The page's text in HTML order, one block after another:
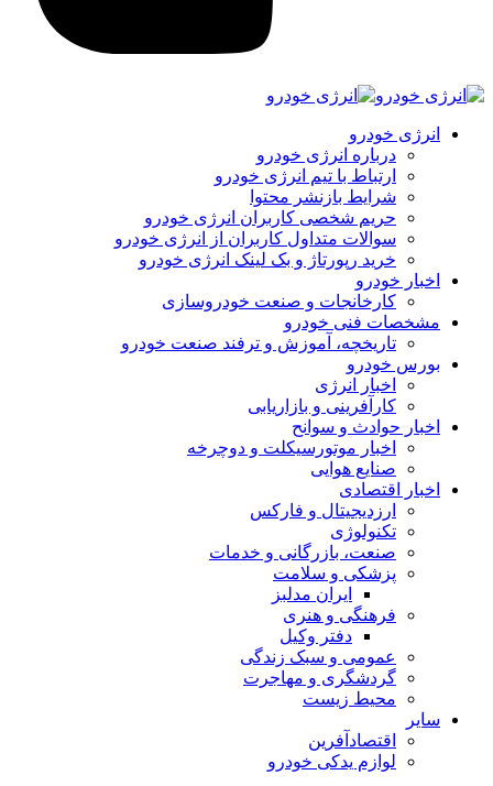
انرژی خودرو
درباره انرژی خودرو
ارتباط با تیم انرژی خودرو
شرایط بازنشر محتوا
حریم شخصی کاربران انرژی خودرو
سوالات متداول کاربران از انرژی خودرو
خرید رپورتاژ و بک لینک انرژی خودرو
اخبار خودرو
کارخانجات و صنعت خودروسازی
مشخصات فنی خودرو
تاریخچه، آموزش و ترفند صنعت خودرو
بورس خودرو
اخبار انرژی
کارآفرینی و بازاریابی
اخبار حوادث و سوانح
اخبار موتورسیکلت و دوچرخه
صنایع هوایی
اخبار اقتصادی
ارزدیجیتال و فارکس
تکنولوژی
صنعت، بازرگانی و خدمات
پزشکی و سلامت
ایران مدلبز
فرهنگی و هنری
دفتر وکیل
عمومی و سبک زندگی
گردشگری و مهاجرت
محیط زیست
سایر
اقتصادآفرین
لوازم یدکی خودرو